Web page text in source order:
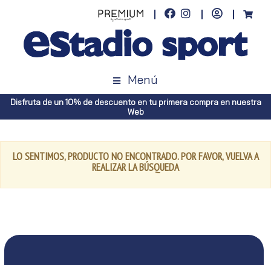
Menú
Disfruta de un 10% de descuento en tu primera compra en nuestra
Web
LO SENTIMOS, PRODUCTO NO ENCONTRADO. POR FAVOR, VUELVA A
REALIZAR LA BÚSQUEDA